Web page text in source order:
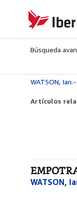
IberLibro.com
Búsqueda
WATSON, Ian.-
Artículos
WATSON,